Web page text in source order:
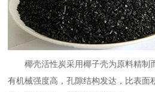
椰壳活性炭采用椰子壳为原料精制
有机械强度高，孔隙结构发达，比表面